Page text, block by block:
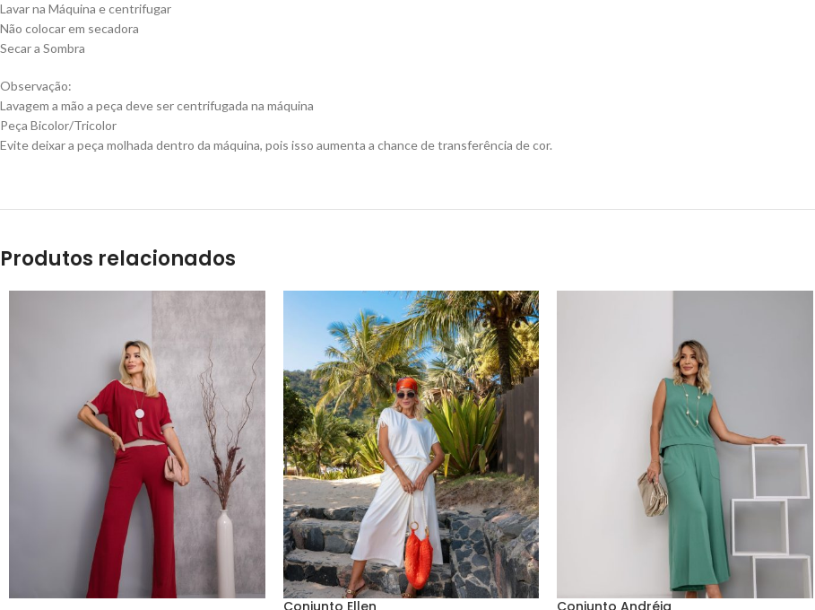
Lavar na Máquina e centrifugar
Não colocar em secadora
Secar a Sombra
Observação:
Lavagem a mão a peça deve ser centrifugada na máquina
Peça Bicolor/Tricolor
Evite deixar a peça molhada dentro da máquina, pois isso aumenta a chance de transferência de cor.
Produtos relacionados
Conjunto Ellen Conjunto Andréia